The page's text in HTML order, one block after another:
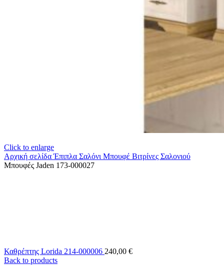
Click to enlarge
Αρχική σελίδαΈπιπλα Σαλόνι Μπουφέ Βιτρίνες Σαλονιού
Μπουφές Jaden 173-000027
Καθρέπτης Lorida 214-000006 240,00 €
Back to products